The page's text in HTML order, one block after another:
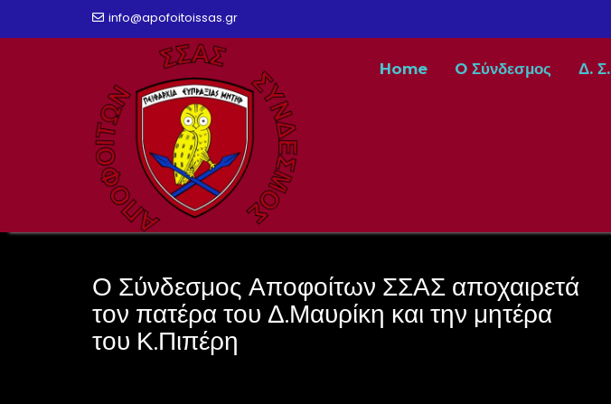
info@apofoitoissas.gr
Home O Σύνδεσμος Δ. Σ.
Ο Σύνδεσμος Αποφοίτων ΣΣΑΣ αποχαιρετά
τον πατέρα του Δ.Μαυρίκη και την μητέρα
του Κ.Πιπέρη